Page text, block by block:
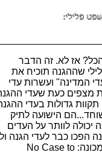
אז לא. זה הדבר
שההגנה תוכיח את
ועשרות עדי
כעת שעדי ההגנה
גדולות בעדי ההגנה
הישועה לתיק
לוותר על העדים
כבר לעדי הגנה ולא
סיפקו את הסחורה לפרקליטות. זה מצב המכונה: No Case to